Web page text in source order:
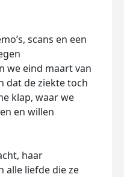
scans en een
we eind maart van
dat de ziekte toch
klap, waar we
en willen
haar
alle liefde die ze